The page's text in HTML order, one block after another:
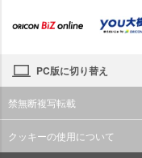
PC版に切り替え
禁無断複写転載
クッキーの使用について